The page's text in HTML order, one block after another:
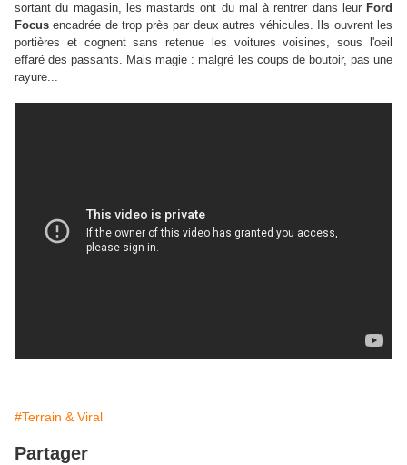
sortant du magasin, les mastards ont du mal à rentrer dans leur Ford
Focus encadrée de trop près par deux autres véhicules. Ils ouvrent les
portières et cognent sans retenue les voitures voisines, sous l'oeil
effaré des passants. Mais magie : malgré les coups de boutoir, pas une
rayure...
#Terrain & Viral
Partager